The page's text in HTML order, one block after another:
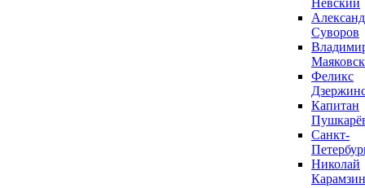
Невский
Суворов
Феликс
Капитан
Санкт-
Николай
Карамзин